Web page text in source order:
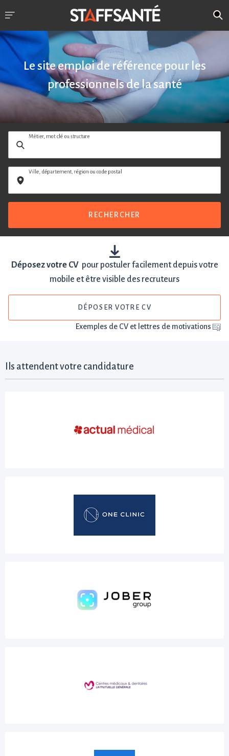
Le site emploi de référence pour les
professionnels de la santé
Métier, mot clé ou structure
Ville, département, région ou code postal
RECHERCHER
Déposez votre CVpour postuler facilement depuis votre
mobile et être visible des recruteurs
DÉPOSER VOTRE CV
Exemples de CV et lettres de motivations
Ils attendent votre candidature